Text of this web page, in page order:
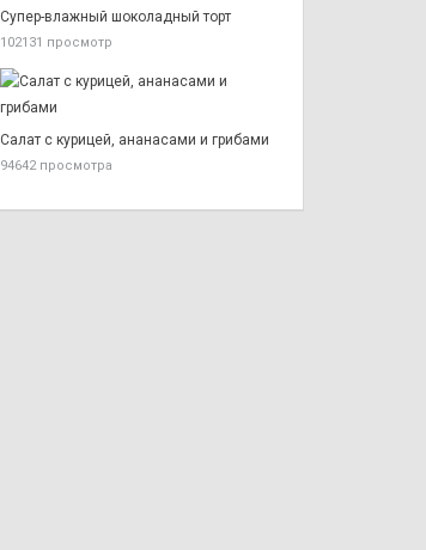
Супер-влажный шоколадный торт
102131 просмотр
Салат с курицей, ананасами и грибами
94642 просмотра